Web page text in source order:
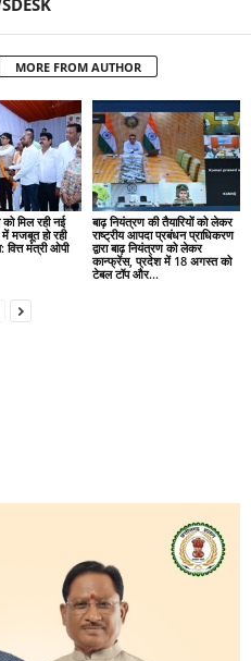
MORE FROM AUTHOR
मिल रही नई
में मजबूत हो रही
मंत्री ओपी
बाढ़ नियंत्रण की तैयारियों को लेकर
राष्ट्रीय आपदा प्रबंधन प्राधिकरण
द्वारा बाढ़ नियंत्रण को लेकर
कान्फ्रेंस, प्रदेश में 18 अगस्त को
टेबल टॉप और...